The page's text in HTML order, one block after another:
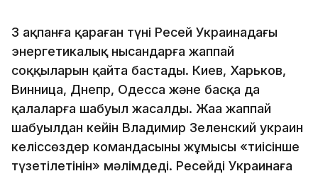
3 ақпанға қараған түні Ресей Украинадағы
энергетикалық нысандарға жаппай
соққыларын қайта бастады. Киев, Харьков,
Винница, Днепр, Одесса және басқа да
қалаларға шабуыл жасалды. Жаңа жаппай
шабуылдан кейін Владимир Зеленский украин
келіссөздер командасының жұмысы «тиісінше
түзетілетінін» мәлімдеді. Ресейдің Украинаға